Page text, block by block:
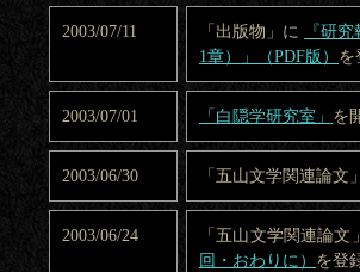
2003/07/11 「出版物」に
『研
1章）」（PDF版） を
2003/07/01 「白隠学研究室」 を
2003/06/30 「五山文学関連論文
2003/06/24
「五山文学関連論
回・おわりに） を登